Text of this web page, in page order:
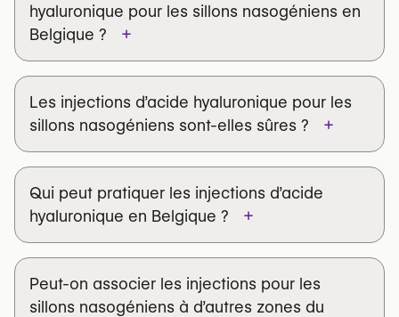
hyaluronique pour les sillons nasogéniens en
Belgique ?
+
Les injections d’acide hyaluronique pour les
sillons nasogéniens sont-elles sûres ?
+
Qui peut pratiquer les injections d’acide
hyaluronique en Belgique ?
+
Peut-on associer les injections pour les
sillons nasogéniens à d’autres zones du